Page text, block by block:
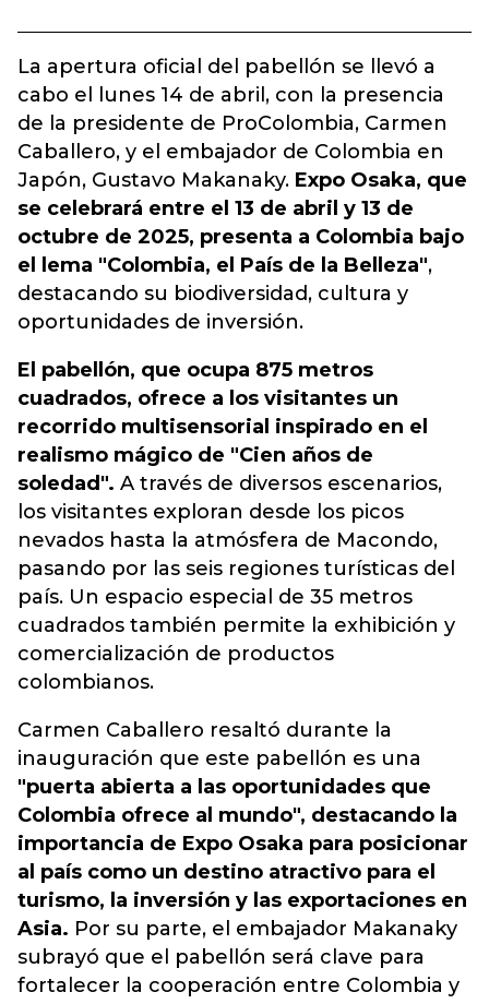
La apertura oficial del pabellón se llevó a
cabo el lunes 14 de abril, con la presencia
de la presidente de ProColombia, Carmen
Caballero, y el embajador de Colombia en
Japón, Gustavo Makanaky. Expo Osaka, que
se celebrará entre el 13 de abril y 13 de
octubre de 2025, presenta a Colombia bajo
el lema "Colombia, el País de la Belleza",
destacando su biodiversidad, cultura y
oportunidades de inversión.
El pabellón, que ocupa 875 metros
cuadrados, ofrece a los visitantes un
recorrido multisensorial inspirado en el
realismo mágico de "Cien años de
soledad". A través de diversos escenarios,
los visitantes exploran desde los picos
nevados hasta la atmósfera de Macondo,
pasando por las seis regiones turísticas del
país. Un espacio especial de 35 metros
cuadrados también permite la exhibición y
comercialización de productos
colombianos.
Carmen Caballero resaltó durante la
inauguración que este pabellón es una
"puerta abierta a las oportunidades que
Colombia ofrece al mundo", destacando la
importancia de Expo Osaka para posicionar
al país como un destino atractivo para el
turismo, la inversión y las exportaciones en
Asia. Por su parte, el embajador Makanaky
subrayó que el pabellón será clave para
fortalecer la cooperación entre Colombia y